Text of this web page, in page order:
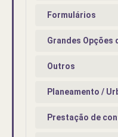
Formulários
Grandes Opções
Outros
Planeamento /
Prestação de